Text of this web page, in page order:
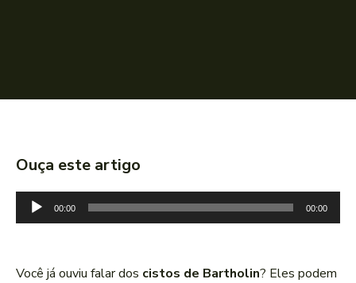
Ouça este artigo
o
00:00 00:00
Você já ouviu falar dos cistos de Bartholin? Eles podem